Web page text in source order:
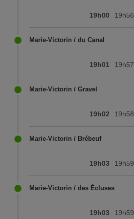
19h00 19h56
Marie-Victorin / du Canal
19h01 19h57
Marie-Victorin / Gravel
19h02 19h58
Marie-Victorin / Brébeuf
19h03 19h59
Marie-Victorin / des Écluses
19h03 19h59